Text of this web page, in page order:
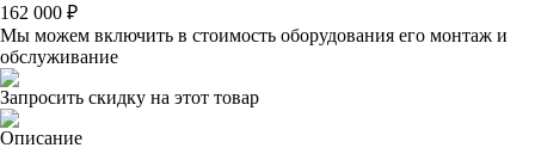
162 000 ₽
Мы можем включить в стоимость оборудования его монтаж и
обслуживание
Запросить скидку на этот товар
Описание